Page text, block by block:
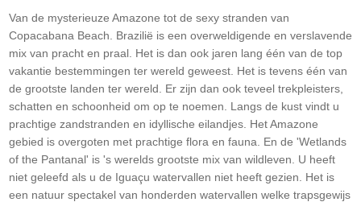
Van de mysterieuze Amazone tot de sexy stranden van
Copacabana Beach. Brazilië is een overweldigende en verslavende
mix van pracht en praal. Het is dan ook jaren lang één van de top
vakantie bestemmingen ter wereld geweest. Het is tevens één van
de grootste landen ter wereld. Er zijn dan ook teveel trekpleisters,
schatten en schoonheid om op te noemen. Langs de kust vindt u
prachtige zandstranden en idyllische eilandjes. Het Amazone
gebied is overgoten met prachtige flora en fauna. En de 'Wetlands
of the Pantanal' is 's werelds grootste mix van wildleven. U heeft
niet geleefd als u de Iguaçu watervallen niet heeft gezien. Het is
een natuur spectakel van honderden watervallen welke trapsgewijs